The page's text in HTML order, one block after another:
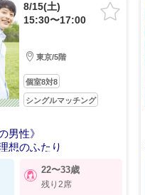
8/15(土)
15:30〜17:00
東京/5階
個室8対8
シングルマッチング
男性》
想のふたり
22〜33歳
残り2席